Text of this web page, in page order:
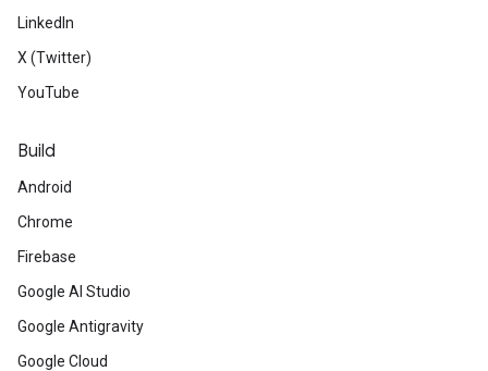
LinkedIn
X (Twitter)
YouTube
Build
Android
Chrome
Firebase
Google AI Studio
Google Antigravity
Google Cloud